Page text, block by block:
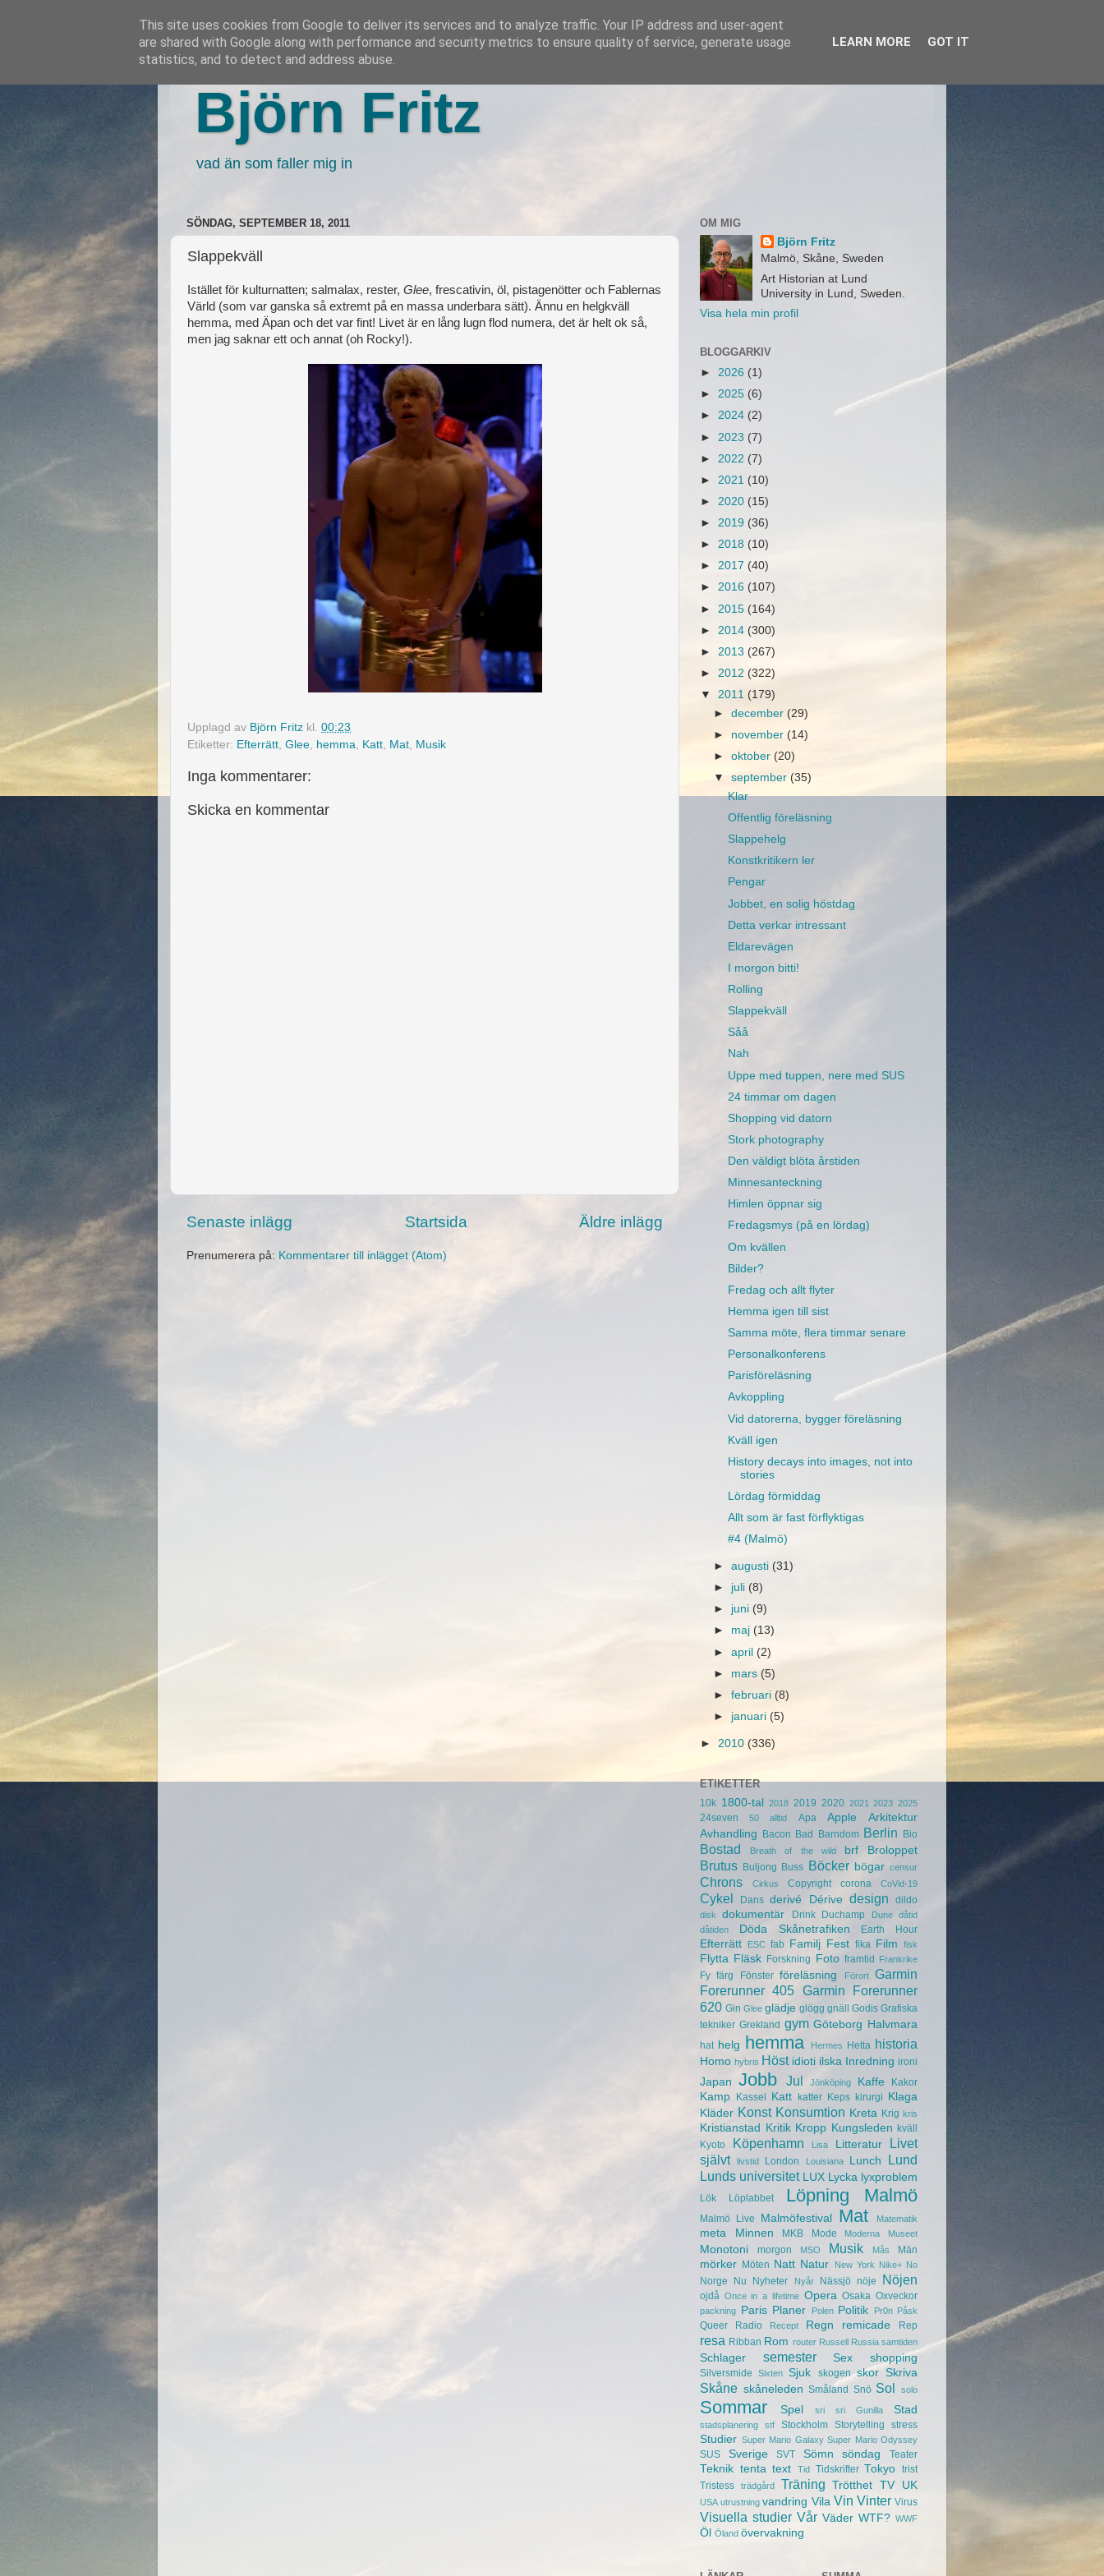
Björn Fritz
vad än som faller mig in
SÖNDAG, SEPTEMBER 18, 2011
Slappekväll
Istället för kulturnatten; salmalax, rester, Glee, frescativin, öl, pistagenötter och Fablernas
Värld (som var ganska så extremt på en massa underbara sätt). Ännu en helgkväll
hemma, med Äpan och det var fint! Livet är en lång lugn flod numera, det är helt ok så,
men jag saknar ett och annat (oh Rocky!).
Upplagd av Björn Fritz kl. 00:23
Etiketter: Efterrätt Glee hemma Katt Mat Musik
Inga kommentarer:
Skicka en kommentar
Senaste inlägg Äldre inlägg
Startsida
Prenumerera på: Kommentarer till inlägget (Atom)
OM MIG
Björn Fritz
Malmö, Skåne, Sweden
Art Historian at Lund
University in Lund, Sweden.
Visa hela min profil
BLOGGARKIV
► 2026 (1)
► 2025 (6)
► 2024 (2)
► 2023 (7)
► 2022 (7)
► 2021 (10)
► 2020 (15)
► 2019 (36)
► 2018 (10)
► 2017 (40)
► 2016 (107)
► 2015 (164)
► 2014 (300)
► 2013 (267)
► 2012 (322)
▼ 2011 (179)
►december (29)
► november(14)
►oktober(20)
▼september(35)
Klar
Offentlig föreläsning
Slappehelg
Konstkritikern ler
Pengar
Jobbet, en solig höstdag
Detta verkar intressant
Eldarevägen
I morgon bitti!
Rolling
Slappekväll
Såå
Nah
Uppe med tuppen, nere med SUS
24 timmar om dagen
Shopping vid datorn
Stork photography
Den väldigt blöta årstiden
Minnesanteckning
Himlen öppnar sig
Fredagsmys (på en lördag)
Om kvällen
Bilder?
Fredag och allt flyter
Hemma igen till sist
Samma möte, flera timmar senare
Personalkonferens
Parisföreläsning
Avkoppling
Vid datorerna, bygger föreläsning
Kväll igen
History decays into images, not into
stories
Lördag förmiddag
Allt som är fast förflyktigas
#4 (Malmö)
►augusti (31)
► juli (8)
► juni (9)
► maj (13)
►april(2)
► mars(5)
►februari (8)
► januari (5)
► 2010 (336)
ETIKETTER
10k 1800-tal 2018 2019 2020 2021 2023 2025
24seven 50 alltid Apa Apple
Arkitektur
Avhandling Bacon Bad Barndom Berlin Bio
Bostad Breath of the wild brf Broloppet
Brutus Buljong Buss Böcker bögar censur
Chrons Cirkus Copyright corona CoVid-19
Cykel Dans derivé Dérive design dildo
disk dokumentär Drink Duchamp Dune
dåtid
dåtiden
Döda Skånetrafiken Earth Hour
Efterrätt ESC fab Familj Fest fika Film fisk
Flytta Fläsk Forskning Foto framtid Frankrike
Fy färg Fönster föreläsning Förort
Garmin
Forerunner 405 Garmin Forerunner
620 Gin Glee glädje glögg gnäll Godis Grafiska
tekniker Grekland gym Göteborg Halvmara
hat helg hemma Hermes Hetta historia
Homo hybris Höst idioti ilska Inredning ironi
Japan Jobb Jul Jönköping Kaffe Kakor
Kamp Kassel Katt katter Keps kirurgi Klaga
Kläder Konst Konsumtion Kreta Krig kris
Kristianstad Kritik Kropp Kungsleden kväll
Kyoto
Köpenhamn Lisa Litteratur
Livet
självt
livstid London Louisiana Lunch
Lund
Lunds universitet LUX Lycka lyxproblem
Lök Löplabbet Löpning Malmö
Malmö Live Malmöfestival Mat Matematik
meta Minnen MKB Mode Moderna Museet
Monotoni morgon MSO Musik Mås Män
mörker Möten Natt Natur New York Nike+ No
Norge Nu Nyheter Nyår Nässjö nöje Nöjen
ojdå Once in a lifetime Opera Osaka Oxveckor
packning Paris Planer Polen Politik Pr0n Påsk
Queer Radio Recept Regn remicade Rep
resa Ribban Rom router Russell Russia samtiden
Schlager semester Sex shopping
Silversmide Sixten Sjuk skogen skor Skriva
Skåne skåneleden Småland Snö Sol solo
Sommar Spel sri sri Gunilla Stad
stadsplanering stf Stockholm Storytelling stress
Studier Super Mario Galaxy Super Mario Odyssey
SUS Sverige SVT Sömn söndag Teater
Teknik tenta text Tid Tidskrifter Tokyo trist
Tristess
trädgård Träning Trötthet TV UK
USA utrustning vandring Vila Vin Vinter Virus
Visuella studier Vår Väder WTF? WWF
Öl Öland övervakning
This site uses cookies from Google to deliver its services and to analyze traffic. Your IP address and user-agent
are shared with Google along with performance and security metrics to ensure quality of service, generate usage
statistics, and to detect and address abuse.
LEARN MORE GOT IT